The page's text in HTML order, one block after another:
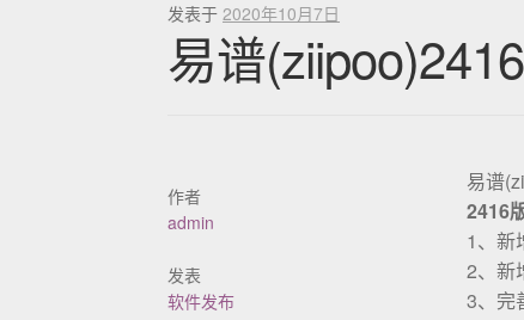
发表于2020年10月7日
易谱
作者
admin
发表
软件发布
易谱
2416
1、新
2、新
3、完